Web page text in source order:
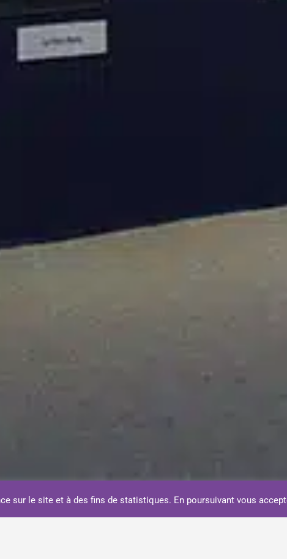
sur le site et à des fins de statistiques. En poursuivant vous